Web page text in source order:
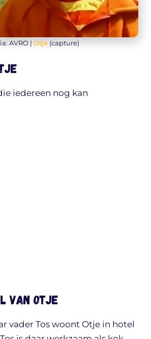
AVRO | Otje(capture)
iedereen nog kan
van Otje
vader Tos woont Otje in hotel